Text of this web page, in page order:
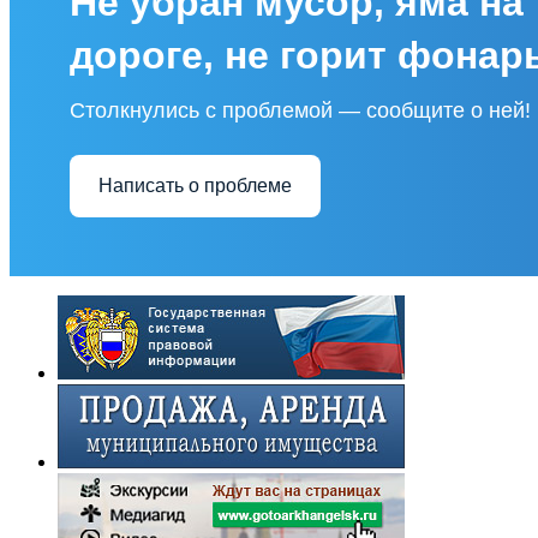
дороге, не горит
Столкнулись с проблемой — сообщите о ней!
Написать о проблеме